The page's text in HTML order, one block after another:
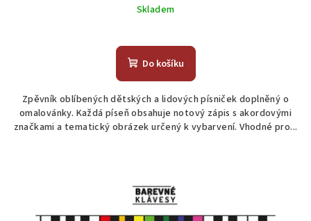
Skladem
Do košíku
Zpěvník oblíbených dětských a lidových písniček doplněný o
omalovánky. Každá píseň obsahuje notový zápis s akordovými
značkami a tematický obrázek určený k vybarvení. Vhodné pro...